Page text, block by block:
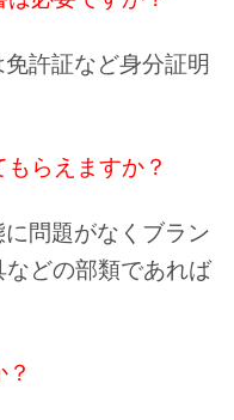
許証など身分証明
らえますか？
問題がなくブラン
などの部類であれば